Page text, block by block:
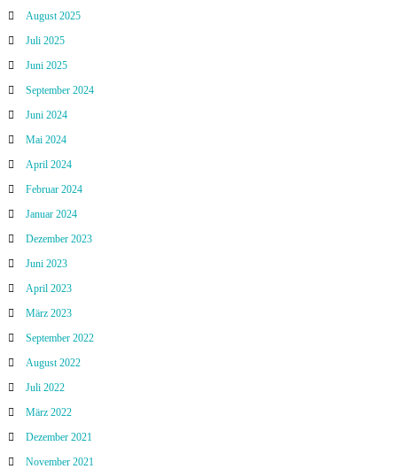
August 2025
Juli 2025
Juni 2025
September 2024
Juni 2024
Mai 2024
April 2024
Februar 2024
Januar 2024
Dezember 2023
Juni 2023
April 2023
März 2023
September 2022
August 2022
Juli 2022
März 2022
Dezember 2021
November 2021